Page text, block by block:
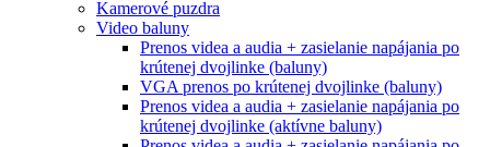
Kamerové puzdra
Video baluny
Prenos videa a audia + zasielanie napájania po
krútenej dvojlinke (baluny)
VGA prenos po krútenej dvojlinke (baluny)
Prenos videa a audia + zasielanie napájania po
krútenej dvojlinke (aktívne baluny)